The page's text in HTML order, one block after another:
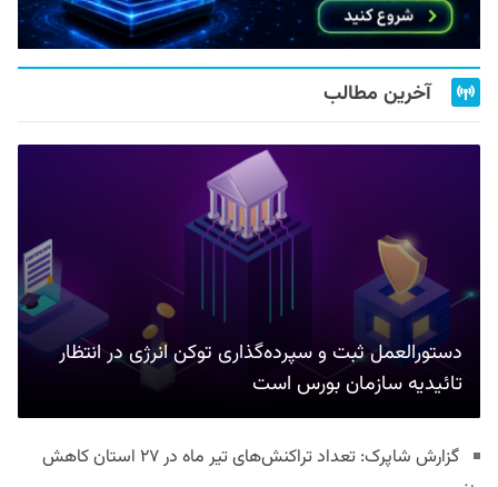
آخرین مطالب
دستورالعمل ثبت و سپرده‌گذاری توکن انرژی در انتظار
تائیدیه سازمان بورس است
گزارش شاپرک: تعداد تراکنش‌های تیر ماه در ۲۷ استان‌ کاهش